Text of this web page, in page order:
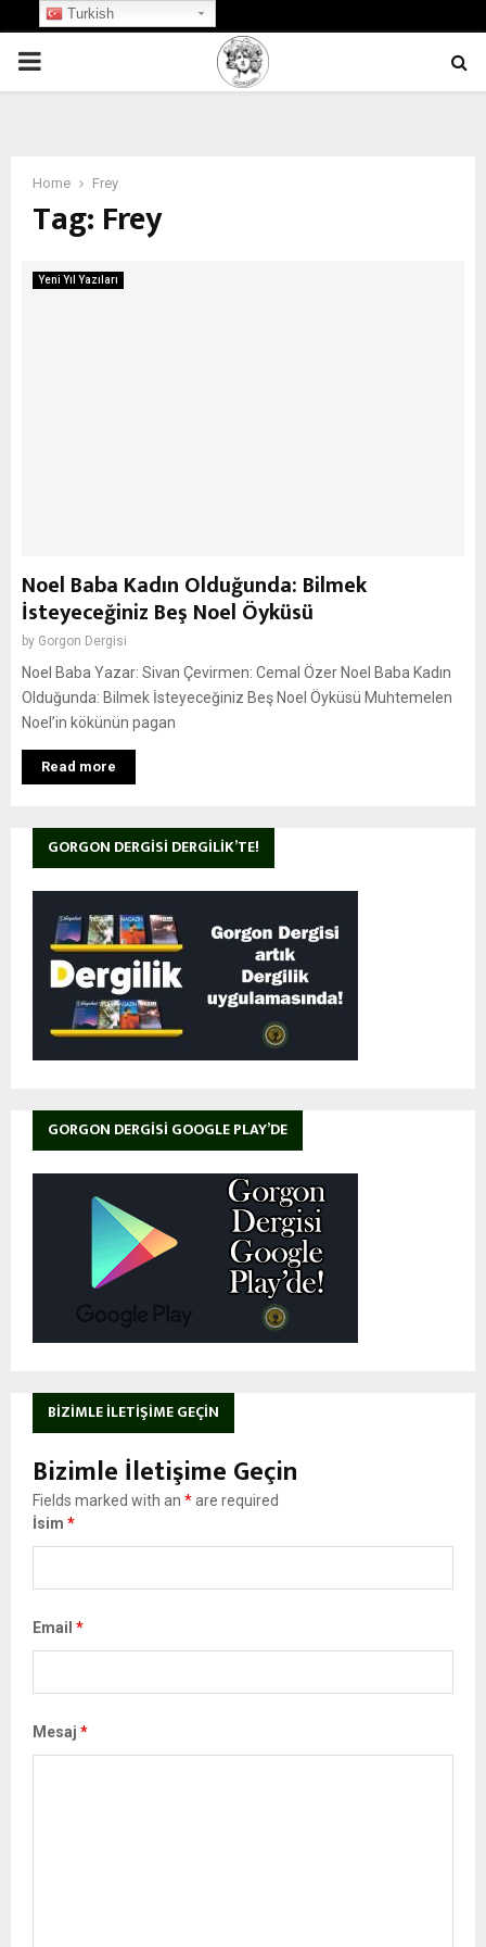
PRIMARY
Home Frey
Tag: Frey
Yeni Yıl Yazıları
Noel Baba Kadın Olduğunda: Bilmek
İsteyeceğiniz Beş Noel Öyküsü
by Gorgon Dergisi
Noel Baba Yazar: Sivan Çevirmen: Cemal Özer Noel Baba Kadın
Olduğunda: Bilmek İsteyeceğiniz Beş Noel Öyküsü Muhtemelen
Noel’in kökünün pagan
Read more
GORGON DERGISI DERGILIK’TE!
GORGON DERGISI GOOGLE PLAY’DE
BIZIMLE İLETIŞIME GEÇIN
Bizimle İletişime Geçin
Fields marked with an *are required
İsim *
Email *
Mesaj *
Turkish